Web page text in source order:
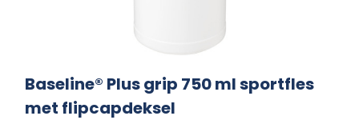
Baseline® Plus grip 750 ml sportfles
met flipcapdeksel